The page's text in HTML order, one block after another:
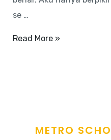
se …
Sadarkah
Read More »
METRO